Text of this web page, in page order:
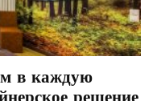
в каждую
решение